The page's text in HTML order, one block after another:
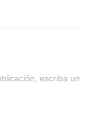
escriba un